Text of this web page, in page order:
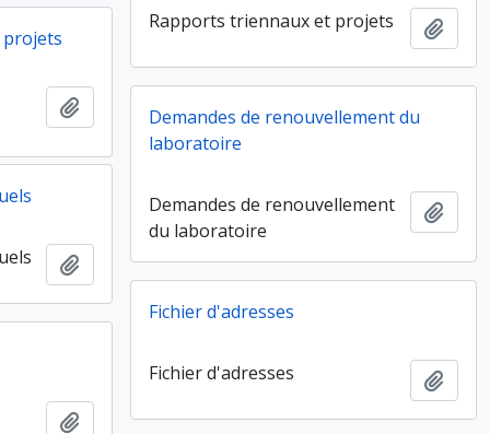
Rapports triennaux et projets
Ajouter au presse-papier
Demandes de renouvellement du
laboratoire
Demandes de renouvellement
du laboratoire
Ajouter au presse-papier
Fichier d'adresses
Fichier d'adresses
Ajouter au presse-papier